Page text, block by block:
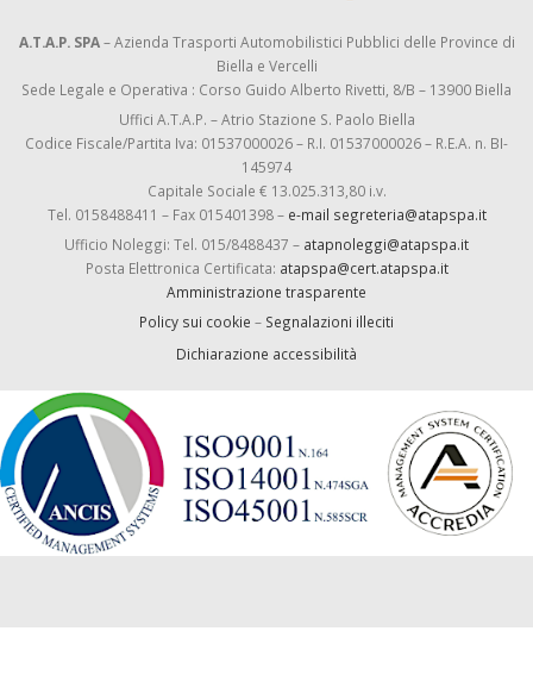
A.T.A.P. SPA– Azienda Trasporti Automobilistici Pubblici delle Province di
Biella e Vercelli
Sede Legale e Operativa : Corso Guido Alberto Rivetti, 8/B – 13900 Biella
Uffici A.T.A.P. – Atrio Stazione S. Paolo Biella
Codice Fiscale/Partita Iva: 01537000026 – R.I. 01537000026 – R.E.A. n. BI-
145974
Capitale Sociale € 13.025.313,80 i.v.
Tel. 0158488411 – Fax 015401398 – e-mail segreteria@atapspa.it
Ufficio Noleggi: Tel. 015/8488437 – atapnoleggi@atapspa.it
Posta Elettronica Certificata: atapspa@cert.atapspa.it
Amministrazione trasparente
Policy sui cookie – Segnalazioni illeciti
Dichiarazione accessibilità